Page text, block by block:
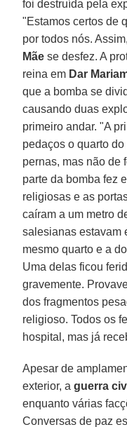
foi destruída pela
"Estamos certos de
por todos nós.
Mãe se desfez. A
reina em Dar
que a bomba se
causando duas
primeiro andar. "A
pedaços o quarto
pernas, mas não de
parte da bomba fez
religiosas e as
caíram a um metro
salesianas estavam
mesmo quarto e a
Uma delas ficou
gravemente.
dos fragmentos
religioso. Todos os
hospital, mas já
Apesar de
exterior, aguerra
enquanto várias
Conversas de paz